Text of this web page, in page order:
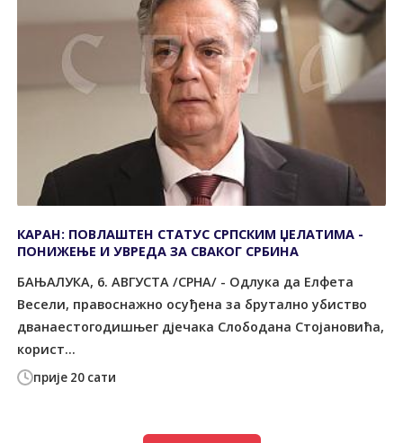
прије 20 сати
КАРАН: ПОВЛАШТЕН СТАТУС СРПСКИМ ЏЕЛАТИМА -
ПОНИЖЕЊЕ И УВРЕДА ЗА СВАКОГ СРБИНА
БАЊАЛУКА, 6. АВГУСТА /СРНА/ - Одлука да Елфета
Весели, правоснажно осуђена за брутално убиство
дванаестогодишњег дјечака Слободана Стојановића,
корист...